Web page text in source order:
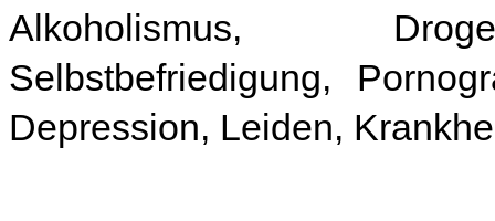
Alkoholismus,
Selbstbefriedigung,
Depression, Leiden,